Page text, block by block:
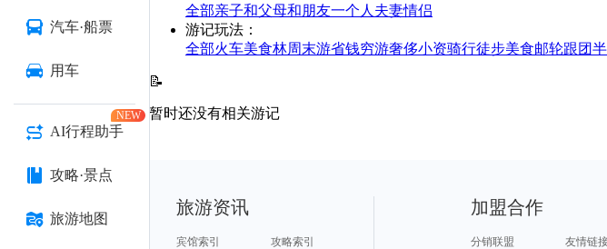
汽车·船票
用车
AI行程助手
NEW
攻略·景点
旅游地图
全部亲子和父母和朋友一个人 夫妻情侣
游记玩法 ：
全部火车美食林周末游省钱穷游奢侈小资骑行徒步美食邮轮跟团
📝
暂时还没有相关游记
旅游资讯
宾馆索引
攻略索引
加盟合作
分销联盟
友情链